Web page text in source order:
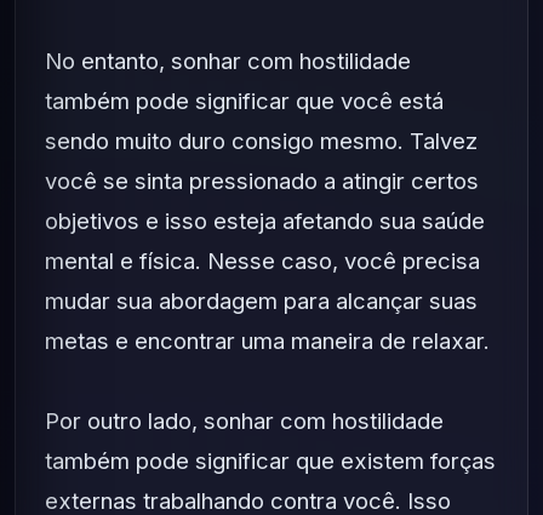
No entanto, sonhar com hostilidade
também pode significar que você está
sendo muito duro consigo mesmo. Talvez
você se sinta pressionado a atingir certos
objetivos e isso esteja afetando sua saúde
mental e física. Nesse caso, você precisa
mudar sua abordagem para alcançar suas
metas e encontrar uma maneira de relaxar.
Por outro lado, sonhar com hostilidade
também pode significar que existem forças
externas trabalhando contra você. Isso